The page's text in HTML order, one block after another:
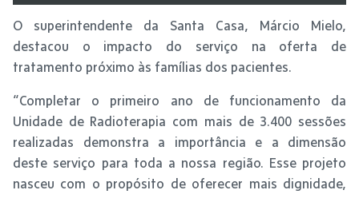
O superintendente da Santa Casa, Márcio Mielo,
destacou o impacto do serviço na oferta de
tratamento próximo às famílias dos pacientes.
“Completar o primeiro ano de funcionamento da
Unidade de Radioterapia com mais de 3.400 sessões
realizadas demonstra a importância e a dimensão
deste serviço para toda a nossa região. Esse projeto
nasceu com o propósito de oferecer mais dignidade,